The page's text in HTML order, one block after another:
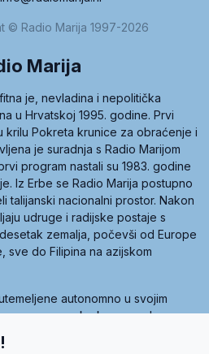
© Radio Marija 1997-2026
Marija
je, nevladina i nepolitička
u Hrvatskoj 1995. godine. Prvi
krilu Pokreta krunice za obraćenje i
je suradnja s Radio Marijom
program nastali su 1983. godine
Iz Erbe se Radio Marija postupno
talijanski nacionalni prostor. Nakon
udruge i radijske postaje s
zemalja, počevši od Europe
sve do Filipina na azijskom
autonomno u svojim
povezane preko krovne udruge
Radio Marije (World Family of
utemeljilo je sedam članica, među